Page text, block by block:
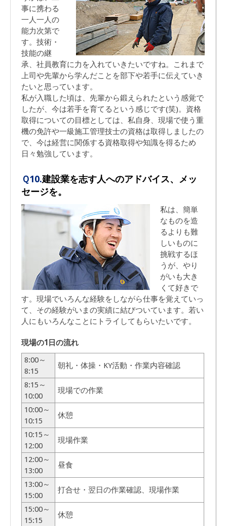
事に携わる
一人一人の
能力次第で
す。技術・
技能の継
承、社員教育に力を入れていきたいですね。これまで
上司や先輩から学んだことを部下や若手に伝えていき
たいと思っています。
私が入職した頃は、先輩から鍛えられたという感覚で
したが、今は若手を育てるという感じです(笑)。資格
取得についての目標としては、私自身、現場で使う重
機の免許や一級施工管理技士の資格は取得しましたの
で、今は経営に関係する資格取得や知識を得るため
日々勉強しています。
Ｑ10.建設業を志す人へのアドバイス、メッ
セージを。
私は、簡単
なものを造
るよりも難
しいものに
挑戦するほ
うが、やり
がいも大き
くて好きで
す。現場でいろんな経験をしながら仕事を覚えていっ
て、その経験がいまの実績に結びついています。若い
人にもいろんなことにトライしてもらいたいです。
現場の1日の流れ
8:00～
8:15
朝礼・体操・KY活動・作業内容確認
8:15～
10:00
現場での作業
10:00～
10:15
休憩
10:15～
12:00
現場作業
12:00～
13:00
昼食
13:00～
15:00
打合せ・翌日の作業確認、現場作業
15:00～
15:15
休憩